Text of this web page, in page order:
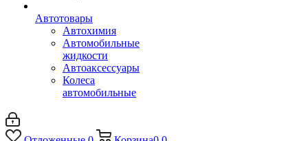
Автотовары
Автохимия
Автомобильные
жидкости
Автоаксессуары
Колеса
автомобильные